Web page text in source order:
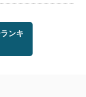
ンキ